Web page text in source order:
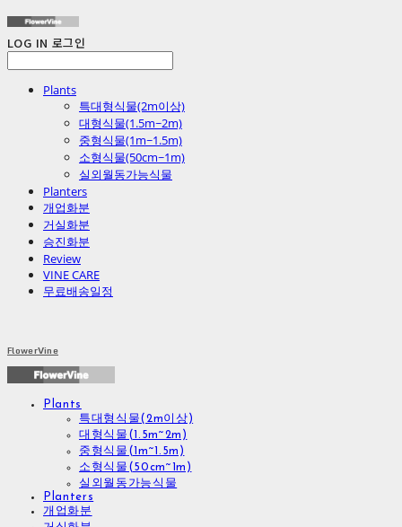
LOG IN 로그인
Plants
특대형식물(2m이상)
대형식물(1.5m~2m)
중형식물(1m~1.5m)
소형식물(50cm~1m)
실외월동가능식물
Planters
개업화분
거실화분
승진화분
Review
VINE CARE
무료배송일정
FlowerVine
Plants
특대형식물(2m이상)
대형식물(1.5m~2m)
중형식물(1m~1.5m)
소형식물(50cm~1m)
실외월동가능식물
Planters
개업화분